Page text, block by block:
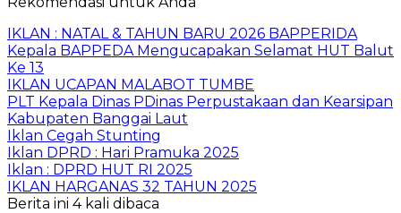
IKLAN : NATAL & TAHUN BARU 2026 BAPPERIDA
Kepala BAPPEDA Mengucapakan Selamat HUT Balut
Ke 13
IKLAN UCAPAN MALABOT TUMBE
PLT Kepala Dinas PDinas Perpustakaan dan Kearsipan
Kabupaten Banggai Laut
Iklan Cegah Stunting
Iklan DPRD : Hari Pramuka 2025
Iklan : DPRD HUT RI 2025
IKLAN HARGANAS 32 TAHUN 2025
Berita ini 4 kali dibaca